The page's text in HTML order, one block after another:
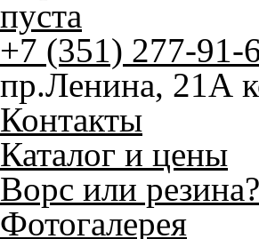
пуста
+7 (351) 277-91-
пр.Ленина, 21А
Контакты
Каталог и цены
Ворс или резина?
Фотогалерея